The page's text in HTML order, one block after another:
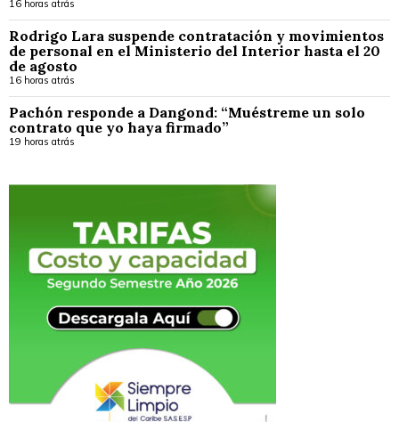
16 horas atrás
Rodrigo Lara suspende contratación y movimientos
de personal en el Ministerio del Interior hasta el 20
de agosto
16 horas atrás
Pachón responde a Dangond: “Muéstreme un solo
contrato que yo haya firmado”
19 horas atrás